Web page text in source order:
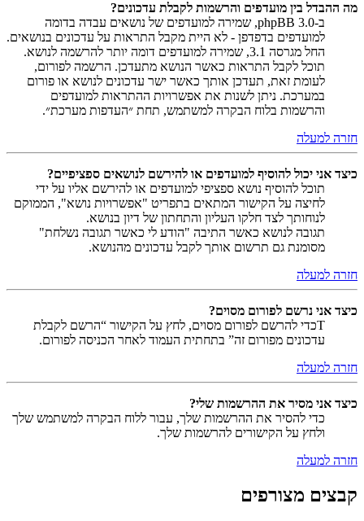
מה ההבדל בין מועדפים והרשמות לקבלת עדכונים?
ב-phpBB 3.0, שמירה למועדפים של נושאים עבדה בדומה
למועדפים בדפדפן - לא היית מקבל התראות על עדכונים בנושאים.
החל מגרסה 3.1, שמירה למועדפים דומה יותר להרשמה לנושא.
תוכל לקבל התראות כאשר הנושא מתעדכן. הרשמה לפורום,
לעומת זאת, תעדכן אותך כאשר ישר עדכונים לנושא או פורום
במערכת. ניתן לשנות את אפשרויות ההתראות למועדפים
והרשמות בלוח הבקרה למשתמש, תחת ״העדפות מערכת״.
חזרה למעלה
כיצד אני יכול להוסיף למועדפים או להירשם לנושאים ספציפיים?
תוכל להוסיף נושא ספציפי למועדפים או להירשם אליו על ידי
לחיצה על הקישור המתאים בתפריט "אפשרויות נושא", הממוקם
לנוחותך לצד חלקו העליון והתחתון של דיון בנושא.
תגובה לנושא כאשר התיבה "הודע לי כאשר תגובה נשלחת"
מסומנת גם תרשום אותך לקבל עדכונים מהנושא.
חזרה למעלה
כיצד אני נרשם לפורום מסוים?
Tכדי להרשם לפורום מסוים, לחץ על הקישור “הרשם לקבלת
עדכונים מפורום זה” בתחתית העמוד לאחר הכניסה לפורום.
חזרה למעלה
כיצד אני מסיר את ההרשמות שלי?
כדי להסיר את ההרשמות שלך, עבור ללוח הבקרה למשתמש שלך
ולחץ על הקישורים להרשמות שלך.
חזרה למעלה
קבצים מצורפים